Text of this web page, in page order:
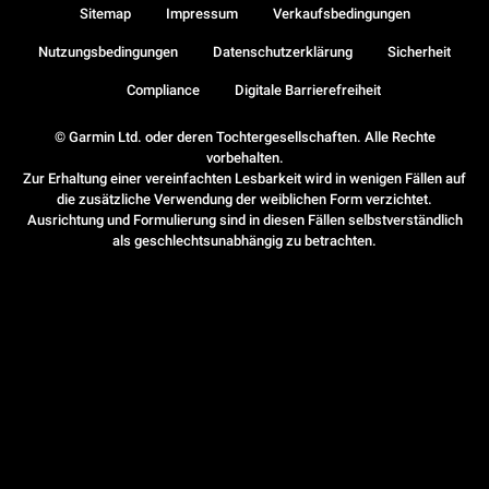
© Garmin Ltd. oder deren Tochtergesellschaften. Alle Rechte
vorbehalten.
Zur Erhaltung einer vereinfachten Lesbarkeit wird in wenigen Fällen auf
die zusätzliche Verwendung der weiblichen Form verzichtet.
Ausrichtung und Formulierung sind in diesen Fällen selbstverständlich
als geschlechtsunabhängig zu betrachten.
Sitemap Impressum Verkaufsbedingungen
Nutzungsbedingungen Datenschutzerklärung Sicherheit
Compliance Digitale Barrierefreiheit